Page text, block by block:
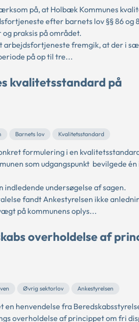
på, at Holbæk Kommunes
efter barnets lov §§ 86 og
praksis på området.
arbejdsfortjeneste fremgik, at der i
på op til tre...
kvalitetsstandard på
Barnets lov Kvalitetsstandard
formulering i en
som udgangspunkt bevilgede én
undersøgelse af sagen.
fandt Ankestyrelsen ikke
på kommunens oplys...
overholdelse af
Øvrig sektorlov Ankestyrelsen
henvendelse fra
overholdelse af princippet om fri